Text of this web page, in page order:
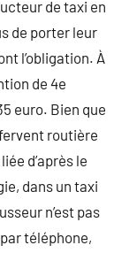
de taxi en
de porter leur
l’obligation. À
de 4e
euro. Bien que
routière
d’après le
dans un taxi
n’est pas
téléphone,